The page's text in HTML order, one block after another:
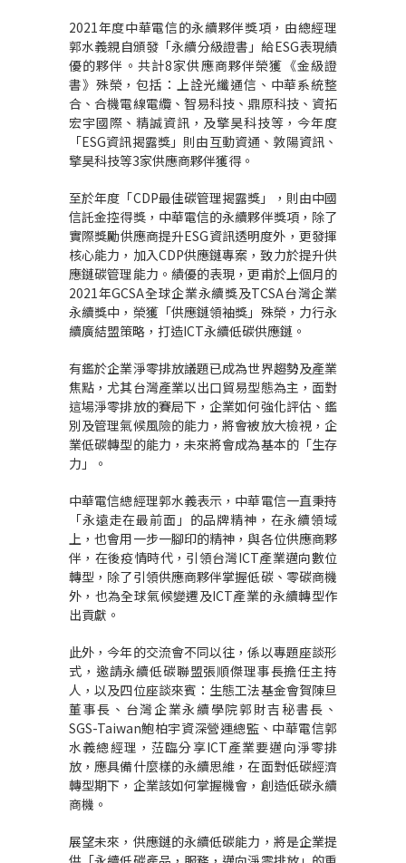
2021年度中華電信的永續夥伴獎項，由總經理
郭水義親自頒發「永續分級證書」給ESG表現績
優的夥伴。共計8家供應商夥伴榮獲《金級證
書》殊榮，包括：上詮光纖通信、中華系統整
合、合機電線電纜、智易科技、鼎原科技、資拓
宏宇國際、精誠資訊，及擎昊科技等，今年度
「ESG資訊揭露獎」則由互動資通、敦陽資訊、
擎昊科技等3家供應商夥伴獲得。
至於年度「CDP最佳碳管理揭露獎」，則由中國
信託金控得獎，中華電信的永續夥伴獎項，除了
實際獎勵供應商提升ESG資訊透明度外，更發揮
核心能力，加入CDP供應鏈專案，致力於提升供
應鏈碳管理能力。績優的表現，更甫於上個月的
2021年GCSA全球企業永續獎及TCSA台灣企業
永續獎中，榮獲「供應鏈領袖獎」殊榮，力行永
續廣結盟策略，打造ICT永續低碳供應鏈。
有鑑於企業淨零排放議題已成為世界趨勢及產業
焦點，尤其台灣產業以出口貿易型態為主，面對
這場淨零排放的賽局下，企業如何強化評估、鑑
別及管理氣候風險的能力，將會被放大檢視，企
業低碳轉型的能力，未來將會成為基本的「生存
力」。
中華電信總經理郭水義表示，中華電信一直秉持
「永遠走在最前面」的品牌精神，在永續領域
上，也會用一步一腳印的精神，與各位供應商夥
伴，在後疫情時代，引領台灣ICT產業邁向數位
轉型，除了引領供應商夥伴掌握低碳、零碳商機
外，也為全球氣候變遷及ICT產業的永續轉型作
出貢獻。
此外，今年的交流會不同以往，係以專題座談形
式，邀請永續低碳聯盟張順傑理事長擔任主持
人，以及四位座談來賓：生態工法基金會賀陳旦
董事長、台灣企業永續學院郭財吉秘書長、
SGS-Taiwan鮑柏宇資深營運總監、中華電信郭
水義總經理， 𦲷臨分享ICT產業要邁向淨零排
放，應具備什麼樣的永續思維，在面對低碳經濟
轉型期下，企業該如何掌握機會，創造低碳永續
商機。
展望未來，供應鏈的永續低碳能力，將是企業提